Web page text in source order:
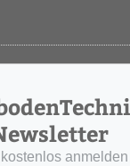
anmelden